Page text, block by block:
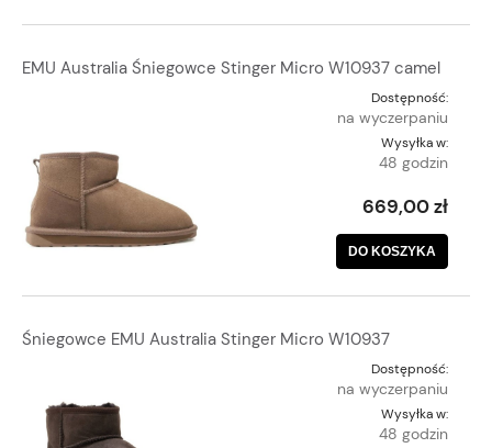
EMU Australia Śniegowce Stinger Micro W10937 camel
Dostępność:
na wyczerpaniu
Wysyłka w:
48 godzin
669,00 zł
DO KOSZYKA
Śniegowce EMU Australia Stinger Micro W10937
Dostępność:
na wyczerpaniu
Wysyłka w:
48 godzin